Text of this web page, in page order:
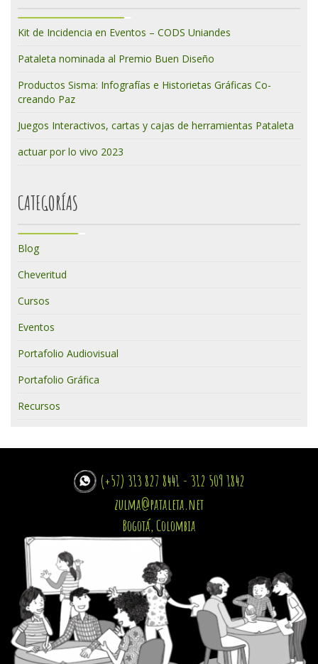
Kit de Incidencia en Eventos – CODS Uniandes
Pataleta nominada al Premio Buen Diseño
Productos Sisma: Infografías e Historietas Gráficas Co-
creando Paz
Juegos Interactivos, cartas y cajas de herramientas Pataleta
actuar por lo vivo 2023
CATEGORÍAS
Blog
Cheveritud
Cursos
Eventos
Portafolio Audiovisual
Portafolio Gráfica
Recursos
(+57) 313 827 8441 - 312 509 1842
zulma@pataleta.net
Bogotá, Colombia